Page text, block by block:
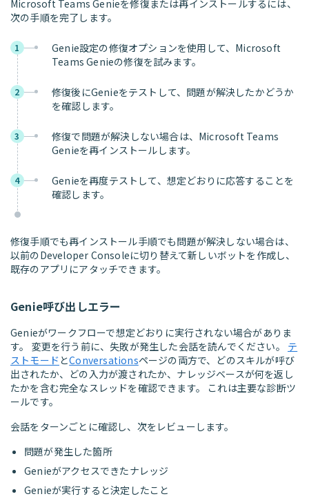
Microsoft Teams Genieを修復または再インストールするには、
次の手順を完了します。
1
Genie設定の修復オプションを使用して、Microsoft
Teams Genieの修復を試みます。
2
修復後にGenieをテストして、問題が解決したかどうか
を確認します。
3
修復で問題が解決しない場合は、Microsoft Teams
Genieを再インストールします。
4
Genieを再度テストして、想定どおりに応答することを
確認します。
修復手順でも再インストール手順でも問題が解決しない場合は、
以前のDeveloper Consoleに切り替えて新しいボットを作成し、
既存のアプリにアタッチできます。
Genie呼び出しエラー
Genieがワークフローで想定どおりに実行されない場合がありま
す。 変更を行う前に、失敗が発生した会話を読んでください。 テ
ストモードとConversationsページの両方で、どのスキルが呼び
出されたか、どの入力が渡されたか、ナレッジベースが何を返し
たかを含む完全なスレッドを確認できます。 これは主要な診断ツ
ールです。
会話をターンごとに確認し、次をレビューします。
問題が発生した箇所
Genieがアクセスできたナレッジ
Genieが実行すると決定したこと